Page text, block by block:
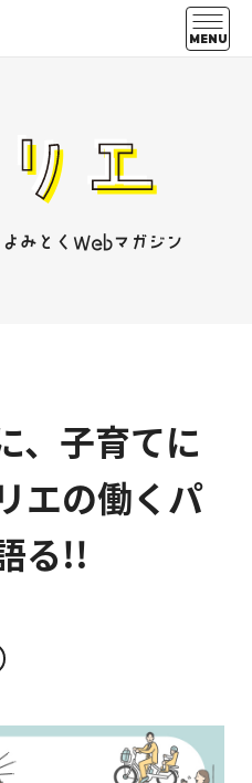
MENU
よみとくWebマガジン
、子育てに
エの働くパ
る!!